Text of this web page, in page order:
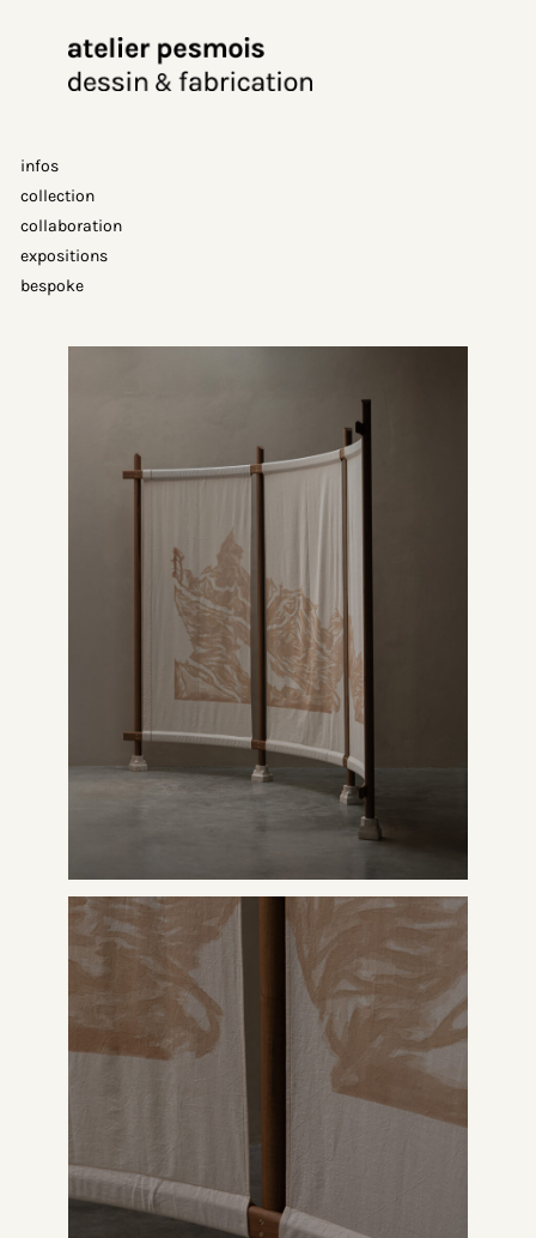
contenu
infos
collection
collaboration
expositions
bespoke